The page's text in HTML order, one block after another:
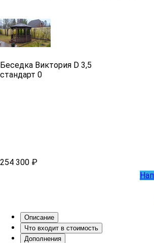
Беседка Виктория D 3,5
стандарт 0
254 300 ₽
Описание
Что входит в стоимость
Дополнения